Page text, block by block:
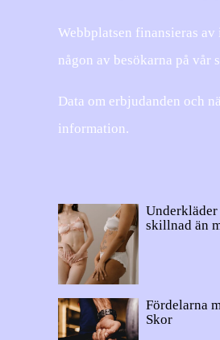
Webbplatsen finansieras
någon av besökarna på vår
Data om erbjudanden och
information.
Underkläder
skillnad än
Fördelarna
Skor